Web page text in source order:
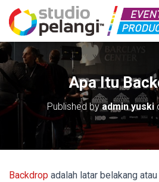
Apa Itu
Published byadmin yuski
Backdrop adalah latar belakang